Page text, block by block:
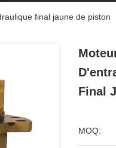
final jaune de piston
Final
MOQ: